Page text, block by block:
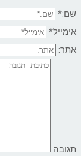
שם:*
אימייל*
אתר:
תגובה